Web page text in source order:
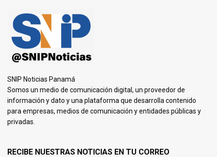
SNIP Noticias Panamá
Somos un medio de comunicación digital, un proveedor de
información y dato y una plataforma que desarrolla contenido
para empresas, medios de comunicación y entidades públicas y
privadas.
RECIBE NUESTRAS NOTICIAS EN TU CORREO